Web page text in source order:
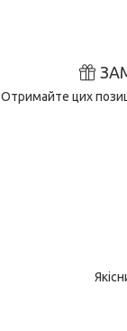
Отримайте цих